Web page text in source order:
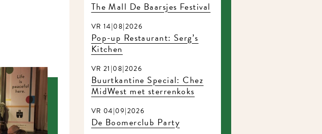
The Mall De Baarsjes Festival
VR 14|08|2026
Pop-up Restaurant: Serg’s
Kitchen
VR 21|08|2026
Buurtkantine Special: Chez
MidWest met sterrenkoks
VR 04|09|2026
De Boomerclub Party